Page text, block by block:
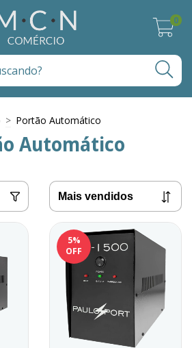
0
> Portão Automático
Automático
5%
OFF